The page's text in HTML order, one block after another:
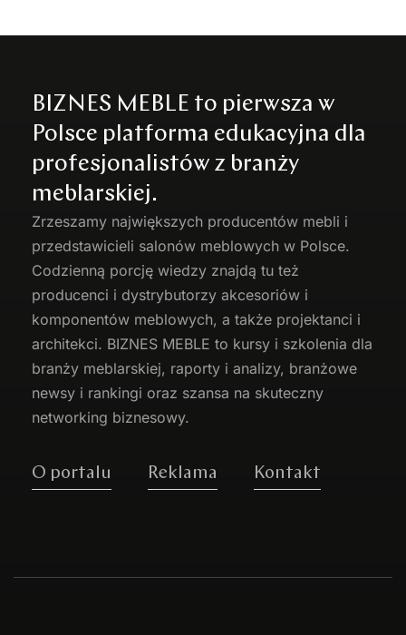
BIZNES MEBLE to pierwsza w
Polsce platforma edukacyjna dla
profesjonalistów z branży
meblarskiej.
Zrzeszamy największych producentów mebli i
przedstawicieli salonów meblowych w Polsce.
Codzienną porcję wiedzy znajdą tu też
producenci i dystrybutorzy akcesoriów i
komponentów meblowych, a także projektanci i
architekci. BIZNES MEBLE to kursy i szkolenia dla
branży meblarskiej, raporty i analizy, branżowe
newsy i rankingi oraz szansa na skuteczny
networking biznesowy.
O portalu Reklama Kontakt